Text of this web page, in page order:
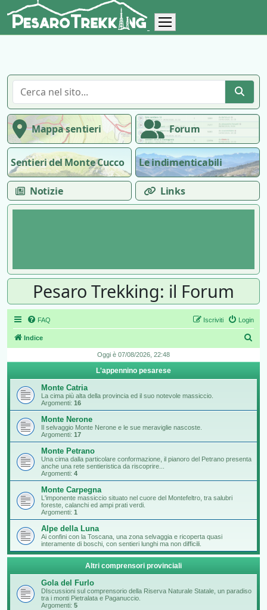
Pesaro Trekking: il Forum
FAQ Login
Iscriviti
Indice
Oggi è 07/08/2026, 22:48
L'appennino pesarese
Monte Catria
La cima più alta della provincia ed il suo notevole massiccio.
Argomenti: 16
Monte Nerone
Il selvaggio Monte Nerone e le sue meraviglie nascoste.
Argomenti: 17
Monte Petrano
Una cima dalla particolare conformazione, il pianoro del Petrano presenta
anche una rete sentieristica da riscoprire...
Argomenti: 4
Monte Carpegna
L'imponente massiccio situato nel cuore del Montefeltro, tra salubri
foreste, calanchi ed ampi prati verdi.
Argomenti: 1
Alpe della Luna
Ai confini con la Toscana, una zona selvaggia e ricoperta quasi
interamente di boschi, con sentieri lunghi ma non difficili.
Altri comprensori provinciali
Gola del Furlo
DIscussioni sul comprensorio della Riserva Naturale Statale, un paradiso
tra i monti Pietralata e Paganuccio.
Argomenti: 5
Mappa sentieri Forum
Sentieri del Monte Cucco Le indimenticabili
Notizie Links